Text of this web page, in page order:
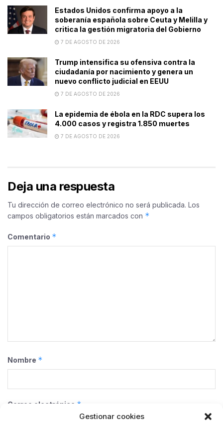
Gestionar cookies
Estados Unidos confirma apoyo a la
soberanía española sobre Ceuta y Melilla y
critica la gestión migratoria del Gobierno
7 DE AGOSTO DE 2026
Trump intensifica su ofensiva contra la
ciudadanía por nacimiento y genera un
nuevo conflicto judicial en EEUU
7 DE AGOSTO DE 2026
La epidemia de ébola en la RDC supera los
4.000 casos y registra 1.850 muertes
7 DE AGOSTO DE 2026
Deja una respuesta
Tu dirección de correo electrónico no será publicada. Los
campos obligatorios están marcados con *
Comentario *
Nombre *
Correo electrónico *